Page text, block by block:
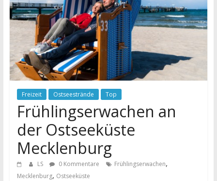
Freizeit Ostseestrände Top
Frühlingserwachen an
der Ostseeküste
Mecklenburg
LS 0 Kommentare Frühlingserwachen,
Mecklenburg, Ostseeküste